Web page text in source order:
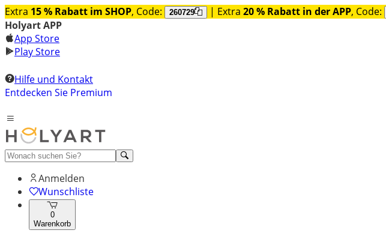
Extra 15 % Rabatt im SHOP, Code: 260729 | Extra 20 % Rabatt in der APP, Code:
Holyart APP
App Store
Play Store
Hilfe und Kontakt
Entdecken Sie Premium
Anmelden
Wunschliste
0
Warenkorb